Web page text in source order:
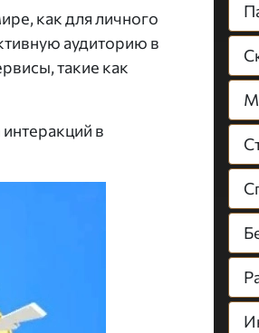
как для личного
аудиторию в
такие как
в